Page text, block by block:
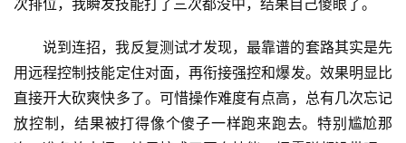
次排位，我瞬发技能打了三次都没中，结果自己傻眼了。
说到连招，我反复测试才发现，最靠谱的套路其实是先
用远程控制技能定住对面，再衔接强控和爆发。效果明显比
直接开大砍爽快多了。可惜操作难度有点高，总有几次忘记
放控制，结果被打得像个傻子一样跑来跑去。特别尴尬那